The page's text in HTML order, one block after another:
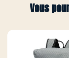
Vous